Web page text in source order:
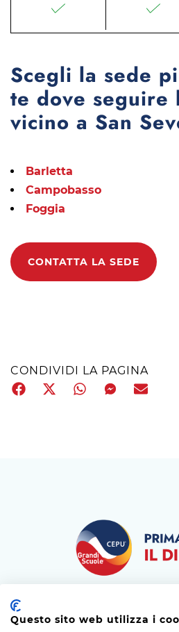
Scegli la sede
te dove seguire
vicino a San
Barletta
Campobasso
Foggia
CONTATTA LA SEDE
CONDIVIDI LA PAGINA
Questo sito web utilizza i